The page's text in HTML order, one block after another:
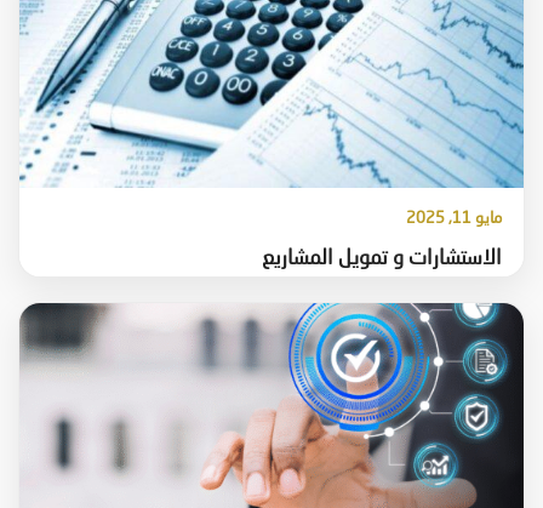
الاستشارات و تمويل المشاريع
مايو 11, 2025